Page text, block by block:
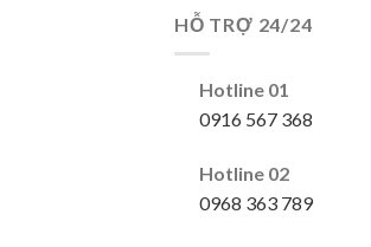
HỖ TRỢ 24/24
Hotline 01
0916 567 368
Hotline 02
0968 363 789